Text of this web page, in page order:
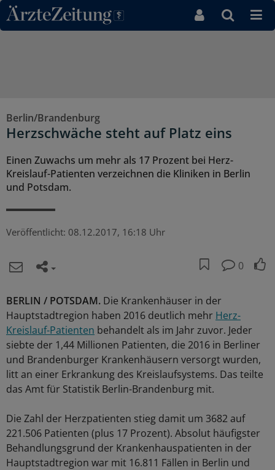
Direkt zum Inhaltsbereich
Berlin/Brandenburg
Herzschwäche steht auf Platz eins
Einen Zuwachs um mehr als 17 Prozent bei Herz-
Kreislauf-Patienten verzeichnen die Kliniken in Berlin
und Potsdam.
Veröffentlicht: 08.12.2017, 16:18 Uhr
0
BERLIN / POTSDAM. Die Krankenhäuser in der
Hauptstadtregion haben 2016 deutlich mehr Herz-
Kreislauf-Patienten behandelt als im Jahr zuvor. Jeder
siebte der 1,44 Millionen Patienten, die 2016 in Berliner
und Brandenburger Krankenhäusern versorgt wurden,
litt an einer Erkrankung des Kreislaufsystems. Das teilte
das Amt für Statistik Berlin-Brandenburg mit.
Die Zahl der Herzpatienten stieg damit um 3682 auf
221.506 Patienten (plus 17 Prozent). Absolut häufigster
Behandlungsgrund der Krankenhauspatienten in der
Hauptstadtregion war mit 16.811 Fällen in Berlin und